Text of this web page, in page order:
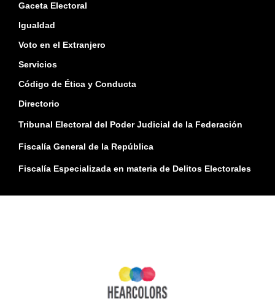
Gaceta Electoral
Igualdad
Voto en el Extranjero
Servicios
Código de Ética y Conducta
Directorio
Tribunal Electoral del Poder Judicial de la Federación
Fiscalía General de la República
Fiscalía Especializada en materia de Delitos Electorales